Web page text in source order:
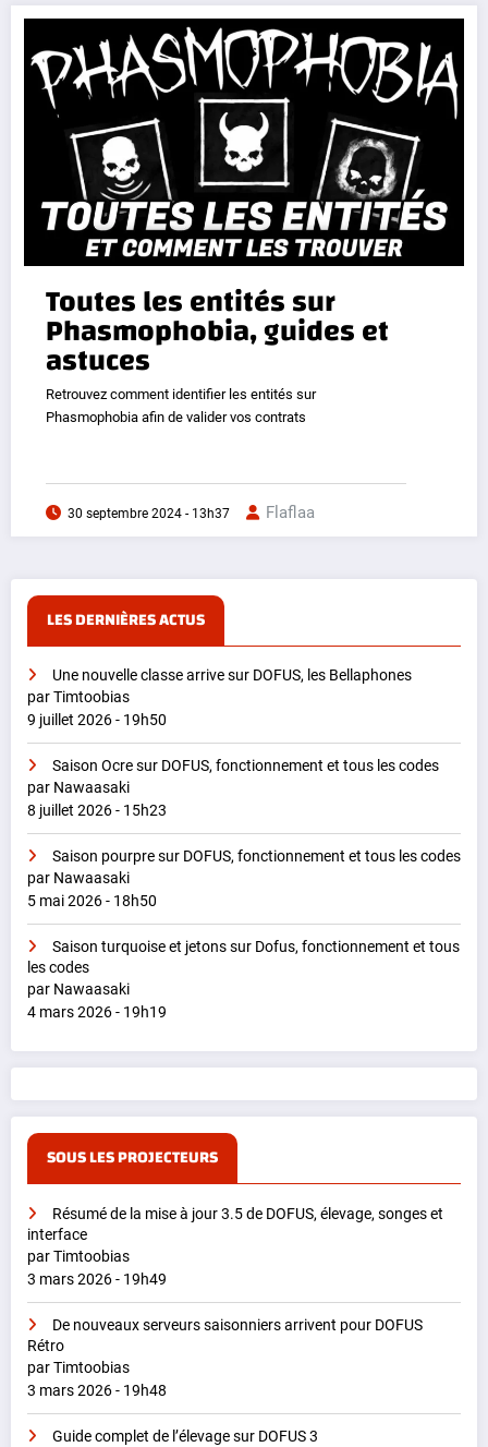
Toutes les entités sur
Phasmophobia, guides et
astuces
Retrouvez comment identifier les entités sur
Phasmophobia afin de valider vos contrats
30 septembre 2024 - 13h37 Flaflaa
LES DERNIÈRES ACTUS
Une nouvelle classe arrive sur DOFUS, les Bellaphones
par Timtoobias
9 juillet 2026 - 19h50
Saison Ocre sur DOFUS, fonctionnement et tous les codes
par Nawaasaki
8 juillet 2026 - 15h23
Saison pourpre sur DOFUS, fonctionnement et tous les codes
par Nawaasaki
5 mai 2026 - 18h50
Saison turquoise et jetons sur Dofus, fonctionnement et tous
les codes
par Nawaasaki
4 mars 2026 - 19h19
SOUS LES PROJECTEURS
Résumé de la mise à jour 3.5 de DOFUS, élevage, songes et
interface
par Timtoobias
3 mars 2026 - 19h49
De nouveaux serveurs saisonniers arrivent pour DOFUS
Rétro
par Timtoobias
3 mars 2026 - 19h48
Guide complet de l’élevage sur DOFUS 3